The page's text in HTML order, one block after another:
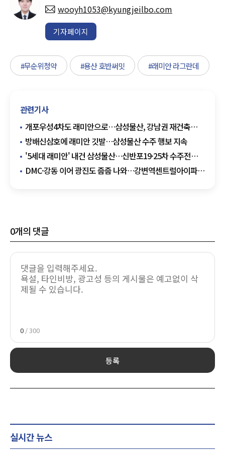
wooyh1053@kyungjeilbo.com
기자페이지
#무순위청약 #용산 호반써밋 #래미안 라그란데
관련기사
개포우성4차도 래미안으로…삼성물산, 강남권 재건축
수주 확대
방배신삼호에 래미안 깃발…삼성물산 수주 행보 지속
'5세대 래미안' 내건 삼성물산…신반포19·25차 수주전
총력
DMC·강동 이어 광진도 줍줍 나와…강변역센트럴아이파크
0개의 댓글
0 / 300
등록
실시간 뉴스